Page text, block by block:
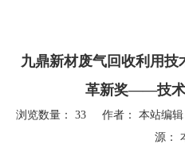
九鼎新材废气回收利用
革新奖——技术
浏览数量： 33 作者： 本站编
源：